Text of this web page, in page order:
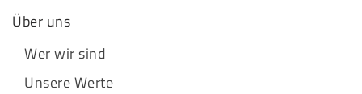
Über uns
Wer wir sind
Unsere Werte